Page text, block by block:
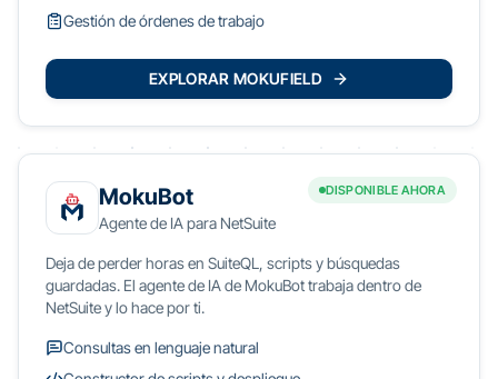
Gestión de órdenes de trabajo
EXPLORAR MOKUFIELD
DISPONIBLE AHORA
MokuBot
Agente de IA para NetSuite
Deja de perder horas en SuiteQL, scripts y búsquedas
guardadas. El agente de IA de MokuBot trabaja dentro de
NetSuite y lo hace por ti.
Consultas en lenguaje natural